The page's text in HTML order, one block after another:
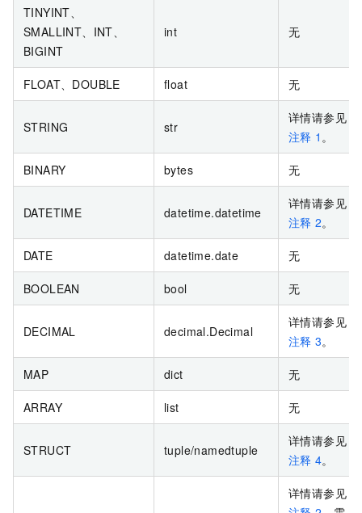
TINYINT、
SMALLINT、INT、
BIGINT
int 无
FLOAT、DOUBLE float 无
STRING str
详情请参见
注释 1 。
BINARY bytes 无
DATETIME datetime.datetime
详情请参见
注释 2。
DATE datetime.date 无
BOOLEAN bool 无
DECIMAL decimal.Decimal
详情请参见
注释 3。
MAP dict 无
ARRAY list 无
STRUCT tuple/namedtuple
详情请参见
注释 4。
详情请参见